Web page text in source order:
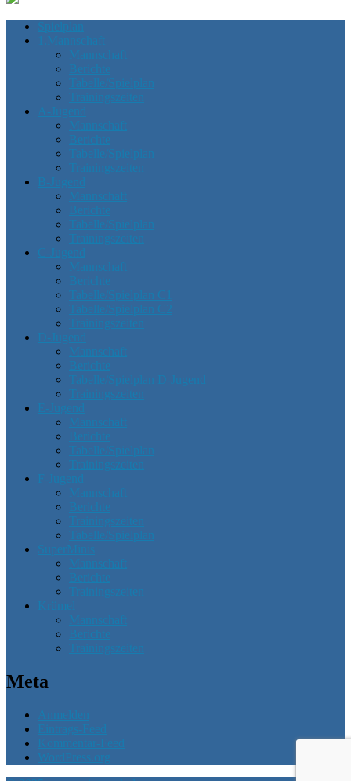
Spielplan
1.Mannschaft
Mannschaft
Berichte
Tabelle/Spielplan
Trainingszeiten
A-Jugend
Mannschaft
Berichte
Tabelle/Spielplan
Trainingszeiten
B-Jugend
Mannschaft
Berichte
Tabelle/Spielplan
Trainingszeiten
C-Jugend
Mannschaft
Berichte
Tabelle/Spielplan C1
Tabelle/Spielplan C2
Trainingszeiten
D-Jugend
Mannschaft
Berichte
Tabelle/Spielplan D-Jugend
Trainingszeiten
E-Jugend
Mannschaft
Berichte
Tabelle/Spielplan
Trainingszeiten
F-Jugend
Mannschaft
Berichte
Trainingszeiten
Tabelle/Spielplan
SuperMinis
Mannschaft
Berichte
Trainingszeiten
Krümel
Mannschaft
Berichte
Trainingszeiten
Meta
Anmelden
Eintrags-Feed
Kommentar-Feed
WordPress.org